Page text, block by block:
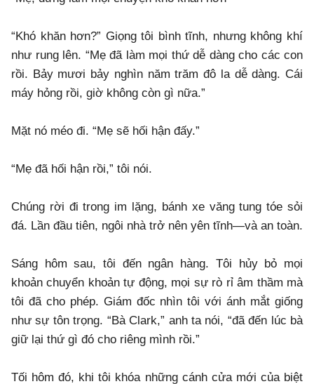
​“Khó khăn hơn?” Giọng tôi bình tĩnh, nhưng không khí
như rung lên. “Mẹ đã làm mọi thứ dễ dàng cho các con
rồi. Bảy mươi bảy nghìn năm trăm đô la dễ dàng. Cái
máy hỏng rồi, giờ không còn gì nữa.”
​Mặt nó méo đi. “Mẹ sẽ hối hận đấy.”
​“Mẹ đã hối hận rồi,” tôi nói.
​Chúng rời đi trong im lặng, bánh xe văng tung tóe sỏi
đá. Lần đầu tiên, ngôi nhà trở nên yên tĩnh—và an toàn.
​Sáng hôm sau, tôi đến ngân hàng. Tôi hủy bỏ mọi
khoản chuyển khoản tự động, mọi sự rò rỉ âm thầm mà
tôi đã cho phép. Giám đốc nhìn tôi với ánh mắt giống
như sự tôn trọng. “Bà Clark,” anh ta nói, “đã đến lúc bà
giữ lại thứ gì đó cho riêng mình rồi.”
​Tối hôm đó, khi tôi khóa những cánh cửa mới của biệt